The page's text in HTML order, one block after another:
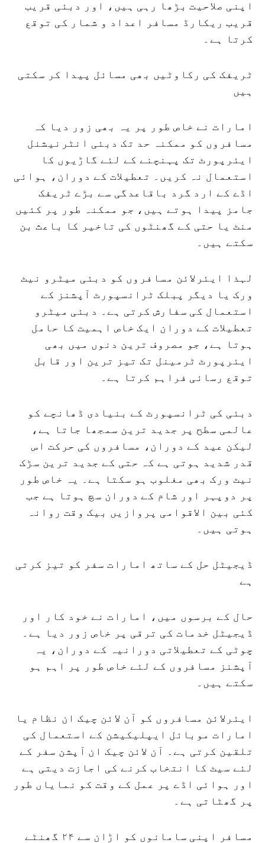
اپنی صلاحیت بڑھا رہی ہیں، اور دبئی قریب
قریب ریکارڈ مسافر اعداد و شمار کی توقع
کرتا ہے۔
ٹریفک کی رکاوٹیں بھی مسائل پیدا کر سکتی
ہیں
امارات نے خاص طور پر یہ بھی زور دیا کہ
مسافروں کو ممکنہ حد تک دبئی انٹرنیشنل
ایئرپورٹ تک پہنچنے کے لئے گاڑیوں کا
استعمال نہ کریں۔ تعطیلات کے دوران، ہوائی
اڈے کے ارد گرد باقاعدگی سے بڑے ٹریفک
جامز پیدا ہوتے ہیں، جو ممکنہ طور پر کئیں
منٹ یا حتی کے گھنٹوں کی تاخیر کا باعث بن
سکتے ہیں۔
لہذا ایئرلائن مسافروں کو دبئی میٹرو نیٹ
ورک یا دیگر پبلک ٹرانسپورٹ آپشنز کے
استعمال کی سفارش کرتی ہے۔ دبئی میٹرو
تعطیلات کے دوران ایک خاص اہمیت کا حامل
ہوتا ہے، جو مصروف ترین دنوں میں بھی
ایئرپورٹ ٹرمینل تک تیز ترین اور قابل
توقع رسائی فراہم کرتا ہے۔
دبئی کی ٹرانسپورٹ کے بنیادی ڈھانچے کو
عالمی سطح پر جدید ترین سمجھا جاتا ہے،
لیکن عید کے دوران، مسافروں کی حرکت اس
قدر شدید ہوتی ہے کہ حتی کے جدید ترین سڑک
نیٹ ورک بھی مغلوب ہو سکتا ہے۔ یہ خاص طور
پر دوپہر اور شام کے دوران سچ ہوتا ہے جب
کئی بین الاقوامی پروازیں بیک وقت روانہ
ہوتی ہیں۔
ڈیجیٹل حل کے ساتھ امارات سفر کو تیز کرتی
ہے
حال کے برسوں میں، امارات نے خود کار اور
ڈیجیٹل خدمات کی ترقی پر خاص زور دیا ہے۔
چوٹی کے تعطیلاتی دورانیہ کے دوران، یہ
آپشنز مسافروں کے لئے خاص طور پر اہم ہو
سکتے ہیں۔
ایئرلائن مسافروں کو آن لائن چیک ان نظام یا
امارات موبائل ایپلیکیشن کے استعمال کی
تلقین کرتی ہے۔ آن لائن چیک ان آپشن سفر کے
لئے سیٹ کا انتخاب کرنے کی اجازت دیتی ہے
اور ہوائی اڈے پر عمل کے وقت کو نمایاں طور
پر گھٹاتی ہے۔
مسافر اپنی سامانوں کو اڑان سے ۲۴ گھنٹے